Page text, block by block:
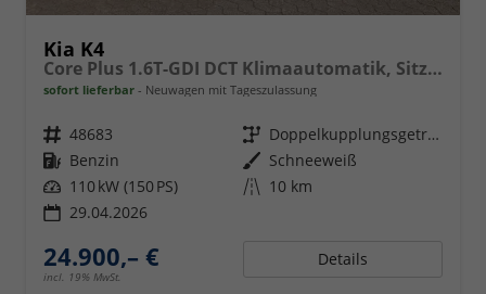
Kia K4
Core Plus 1.6T-GDI DCT Klimaautomatik, Sitzheizung, Navigation, Apple Carplay, Android Auto
sofort lieferbar Neuwagen mit Tageszulassung
Fahrzeugnr. 48683 Getriebe
Doppelkupplungsgetriebe (DSG)
Kraftstoff Benzin Außenfarbe Schneeweiß
Leistung 110 kW (150 PS) Kilometerstand 10 km
29.04.2026
24.900,– €
incl. 19% MwSt.
Details